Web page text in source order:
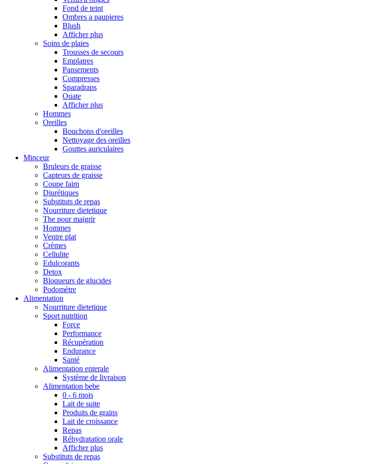
Fond de teint
Ombres a paupieres
Blush
Afficher plus
Soins de plaies
Trousses de secours
Emplatres
Pansements
Compresses
Sparadraps
Ouate
Afficher plus
Hommes
Oreilles
Bouchons d'oreilles
Nettoyage des oreilles
Gouttes auriculaires
Minceur
Bruleurs de graisse
Capteurs de graisse
Coupe faim
Diurétiques
Substituts de repas
Nourriture dietetique
The pour maigrir
Hommes
Ventre plat
Crèmes
Cellulite
Edulcorants
Detox
Bloqueurs de glucides
Podomètre
Alimentation
Nourriture dietetique
Sport nutrition
Force
Performance
Récupération
Endurance
Santé
Alimentation enterale
Système de livraison
Alimentation bebe
0 - 6 mois
Lait de suite
Produits de grains
Lait de croissance
Repas
Réhydratation orale
Afficher plus
Substituts de repas